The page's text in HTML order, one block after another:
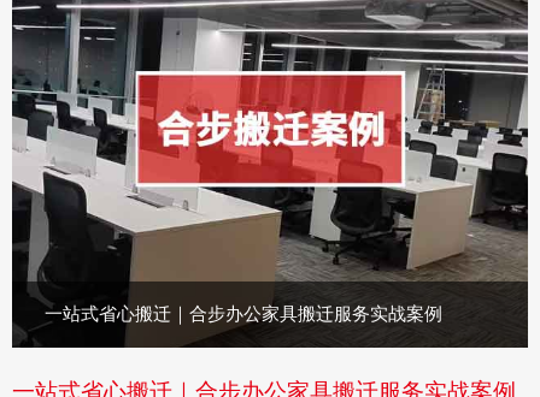
一站式省心搬迁｜合步办公家具搬迁服务实战案例
一站式省心搬迁｜合步办公家具搬迁服务实战案例